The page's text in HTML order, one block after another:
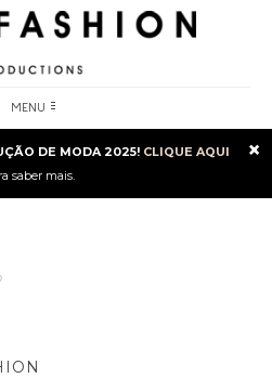
MENU
×
DE MODA 2025! CLIQUE AQUI
saber mais.